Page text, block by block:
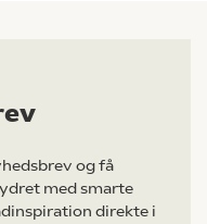
og få
med smarte
direkte i